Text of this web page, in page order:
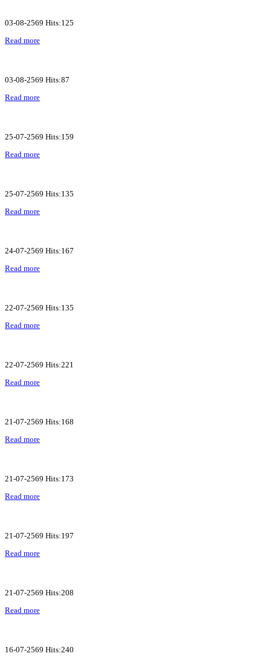
03-08-2569 Hits:125
Read more
03-08-2569 Hits:87
Read more
25-07-2569 Hits:159
Read more
25-07-2569 Hits:135
Read more
24-07-2569 Hits:167
Read more
22-07-2569 Hits:135
Read more
22-07-2569 Hits:221
Read more
21-07-2569 Hits:168
Read more
21-07-2569 Hits:173
Read more
21-07-2569 Hits:197
Read more
21-07-2569 Hits:208
Read more
16-07-2569 Hits:240